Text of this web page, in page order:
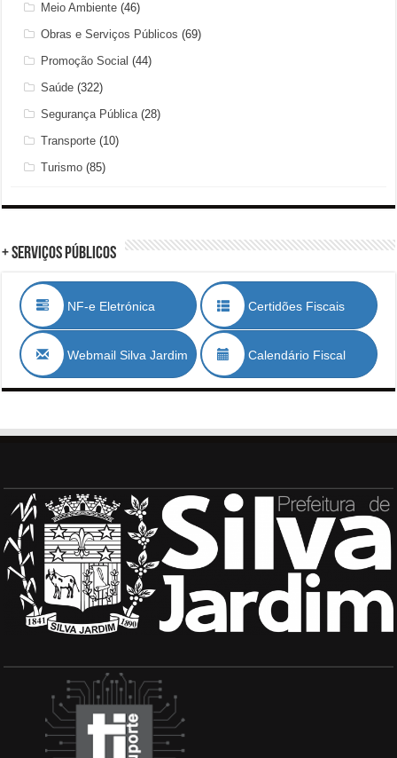
Meio Ambiente (46)
Obras e Serviços Públicos (69)
Promoção Social (44)
Saúde (322)
Segurança Pública(28)
Transporte (10)
Turismo (85)
+ Serviços Públicos
NF-e Eletrónica Certidões Fiscais
Webmail Silva Jardim Calendário Fiscal